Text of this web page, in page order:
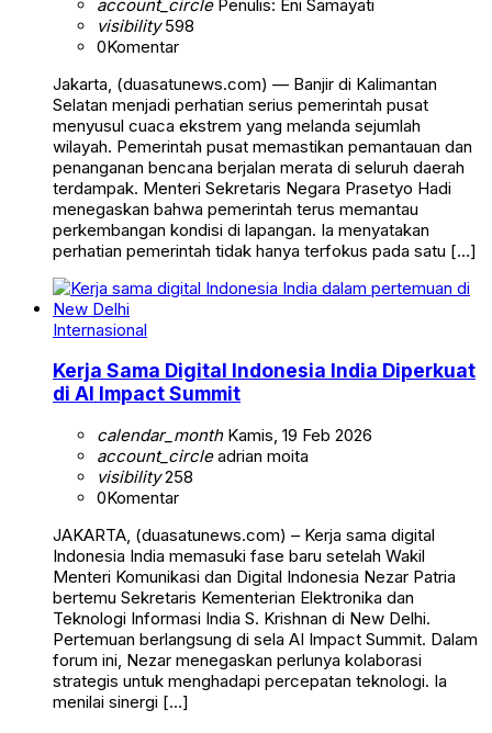
account_circlePenulis: Eni Samayati
visibility598
0Komentar
Jakarta, (duasatunews.com) — Banjir di Kalimantan
Selatan menjadi perhatian serius pemerintah pusat
menyusul cuaca ekstrem yang melanda sejumlah
wilayah. Pemerintah pusat memastikan pemantauan dan
penanganan bencana berjalan merata di seluruh daerah
terdampak. Menteri Sekretaris Negara Prasetyo Hadi
menegaskan bahwa pemerintah terus memantau
perkembangan kondisi di lapangan. Ia menyatakan
perhatian pemerintah tidak hanya terfokus pada satu […]
Internasional
Kerja Sama Digital Indonesia India Diperkuat
di AI Impact Summit
calendar_monthKamis, 19 Feb 2026
account_circleadrian moita
visibility258
0Komentar
JAKARTA, (duasatunews.com) – Kerja sama digital
Indonesia India memasuki fase baru setelah Wakil
Menteri Komunikasi dan Digital Indonesia Nezar Patria
bertemu Sekretaris Kementerian Elektronika dan
Teknologi Informasi India S. Krishnan di New Delhi.
Pertemuan berlangsung di sela AI Impact Summit. Dalam
forum ini, Nezar menegaskan perlunya kolaborasi
strategis untuk menghadapi percepatan teknologi. Ia
menilai sinergi […]